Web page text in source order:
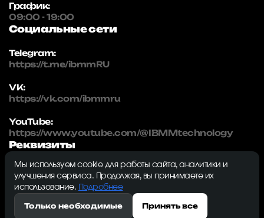
График:
09:00 - 19:00
Социальные сети
Telegram:
https://t.me/ibmmRU
VK:
https://vk.com/ibmmru
YouTube:
https://www.youtube.com/@IBMMtechnology
Реквизиты
IBMM | technology
ИНН: 5032334982
ОГРН: 1215000115230
143009, Московская область, г. Одинцово, ул.
Мы используем cookie для работы сайта, аналитики и
улучшения сервиса. Продолжая, вы принимаете их
использование.
Подробнее
Только необходимые Принять все